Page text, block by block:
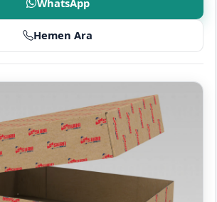
Hemen Ara